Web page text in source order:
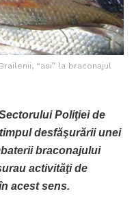
“asi” la braconajul
Poliţiei de
desfăşurării unei
braconajului
activităţi de
acest sens.